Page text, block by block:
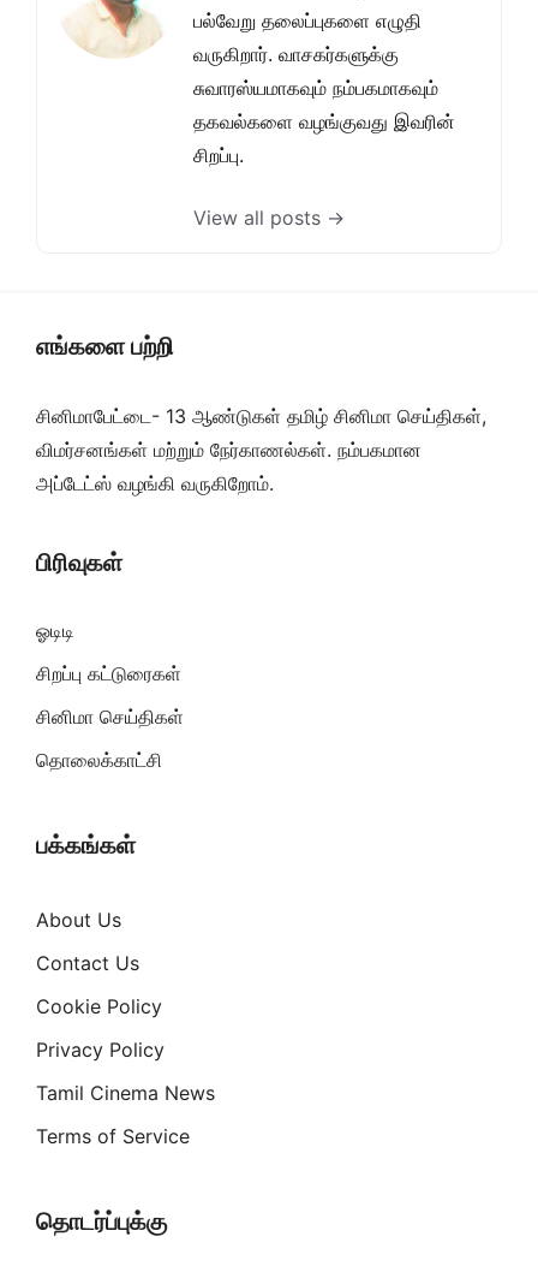
பல்வேறு தலைப்புகளை எழுதி
வருகிறார். வாசகர்களுக்கு
சுவாரஸ்யமாகவும் நம்பகமாகவும்
தகவல்களை வழங்குவது இவரின்
சிறப்பு.
View all posts →
எங்களை பற்றி
சினிமாபேட்டை- 13 ஆண்டுகள் தமிழ் சினிமா செய்திகள்,
விமர்சனங்கள் மற்றும் நேர்காணல்கள். நம்பகமான
அப்டேட்ஸ் வழங்கி வருகிறோம்.
பிரிவுகள்
ஓடிடி
சிறப்பு கட்டுரைகள்
சினிமா செய்திகள்
தொலைக்காட்சி
பக்கங்கள்
About Us
Contact Us
Cookie Policy
Privacy Policy
Tamil Cinema News
Terms of Service
தொடர்ப்புக்கு